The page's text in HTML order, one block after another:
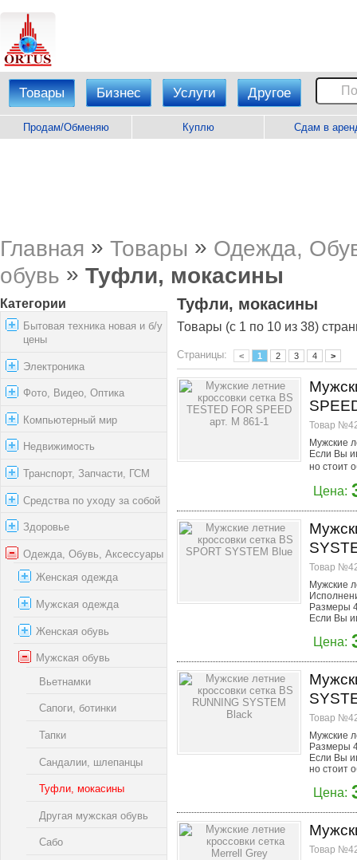
Товары Бизнес Услуги Другое
Продам/Обменяю Куплю Сдам в
Главная » Товары » Одежда,
обувь » Туфли, мокасины
Категории
Бытовая техника новая и б/у
цены
Электроника
Фото, Видео, Оптика
Компьютерный мир
Недвижимость
Транспорт, Запчасти, ГСМ
Средства по уходу за собой
Здоровье
Одежда, Обувь, Аксессуары
Женская одежда
Мужская одежда
Женская обувь
Мужская обувь
Вьетнамки
Сапоги, ботинки
Тапки
Сандалии, шлепанцы
Туфли, мокасины
Другая мужская обувь
Сабо
Туфли, мокасины
Товары (с 1 по 10 из 38)
Страницы: < 1 2 3 4 >
Товар
Мужские
Если Вы
но стоит
Цена:
Товар
Мужские
Размеры
Если Вы
Цена:
Товар
Мужские
Размеры
Если Вы
но стоит
Цена:
Товар